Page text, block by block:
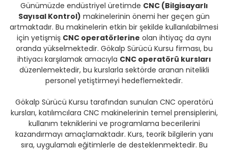
Günümüzde endüstriyel üretimde CNC (Bilgisayarlı
Sayısal Kontrol) makinelerinin önemi her geçen gün
artmaktadır. Bu makinelerin etkin bir şekilde kullanılabilmesi
için yetişmiş CNC operatörlerine olan ihtiyaç da aynı
oranda yükselmektedir. Gökalp Sürücü Kursu firması, bu
ihtiyacı karşılamak amacıyla CNC operatörü kursları
düzenlemektedir, bu kurslarla sektörde aranan nitelikli
personel yetiştirmeyi hedeflemektedir.
Gökalp Sürücü Kursu tarafından sunulan CNC operatörü
kursları, katılımcılara CNC makinelerinin temel prensiplerini,
kullanım tekniklerini ve programlama becerilerini
kazandırmayı amaçlamaktadır. Kurs, teorik bilgilerin yanı
sıra, uygulamalı eğitimlerle de desteklenmektedir. Bu